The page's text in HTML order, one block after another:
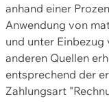
anhand einer
Anwendung von
und unter
anderen Quellen
entsprechend der
Zahlungsart